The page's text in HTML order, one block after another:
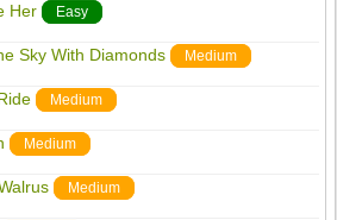
Her Easy
Sky With Diamonds Medium
Medium
Medium
Medium